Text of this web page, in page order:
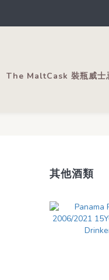
登記成為
The MaltCask 裝瓶威士
其他酒類